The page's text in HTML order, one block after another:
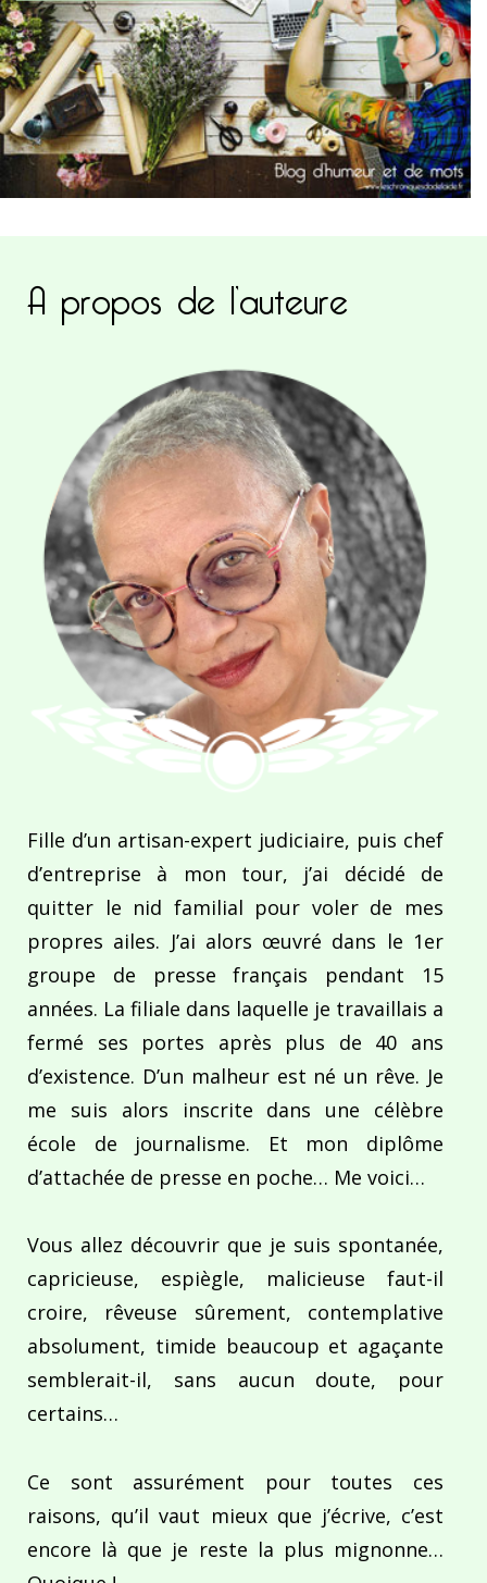
A propos de l’auteure
Fille d’un artisan-expert judiciaire, puis chef
d’entreprise à mon tour, j’ai décidé de
quitter le nid familial pour voler de mes
propres ailes. J’ai alors œuvré dans le 1er
groupe de presse français pendant 15
années. La filiale dans laquelle je travaillais a
fermé ses portes après plus de 40 ans
d’existence. D’un malheur est né un rêve. Je
me suis alors inscrite dans une célèbre
école de journalisme. Et mon diplôme
d’attachée de presse en poche… Me voici…
Vous allez découvrir que je suis spontanée,
capricieuse, espiègle, malicieuse faut-il
croire, rêveuse sûrement, contemplative
absolument, timide beaucoup et agaçante
semblerait-il, sans aucun doute, pour
certains…
Ce sont assurément pour toutes ces
raisons, qu’il vaut mieux que j’écrive, c’est
encore là que je reste la plus mignonne…